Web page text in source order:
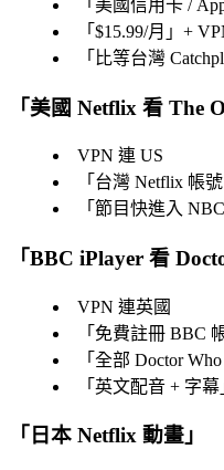
「 美國信用卡 /
「 $15.99/月 」+
「 比等台灣
「美國 Netflix 看 The
VPN 連 US
「 台灣 Netflix 帳
「 節目快進入 NBC
「BBC iPlayer 看
VPN 連英國
「 免費註冊 BBC
「 全部 Doctor
「 英文配音 + 字幕
「 日本 Netflix 動畫 」